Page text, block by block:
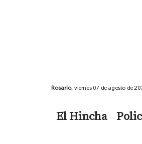
Rosario, viernes 07 de agosto de
El Hincha